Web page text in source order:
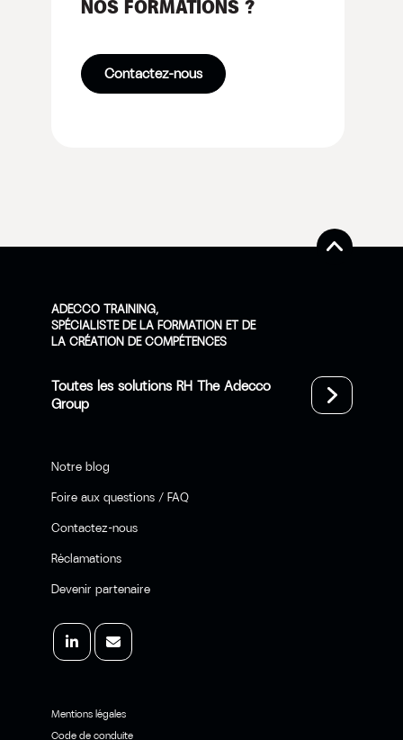
NOS FORMATIONS ?
Contactez-nous
ADECCO TRAINING,
SPÉCIALISTE DE LA FORMATION ET DE
LA CRÉATION DE COMPÉTENCES
Toutes les solutions RH The Adecco
Group
Notre blog
Foire aux questions / FAQ
Contactez-nous
Réclamations
Devenir partenaire
Mentions légales
Code de conduite